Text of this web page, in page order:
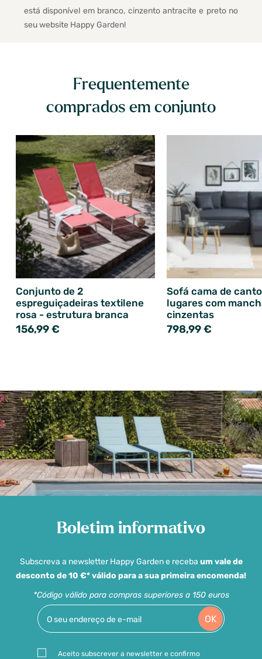
está disponível em branco, cinzento antracite e preto no
seu website Happy Garden!
Frequentemente
comprados em conjunto
Conjunto de 2
espreguiçadeiras textilene
rosa - estrutura branca
156,99 €
Sofá cama de
lugares com
cinzentas
798,99 €
Boletim informativo
Subscreva a newsletter Happy Garden e receba um vale de
desconto de 10 €* válido para a sua primeira encomenda!
*Código válido para compras superiores a 150 euros
OK
Aceito subscrever a newsletter e confirmo